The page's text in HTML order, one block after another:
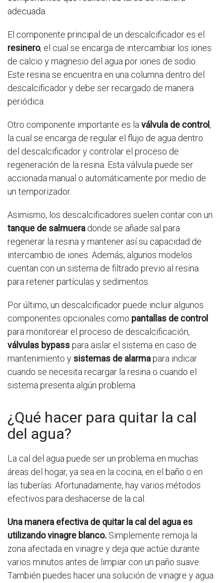
adecuada.
El componente principal de un descalcificador es el
resinero, el cual se encarga de intercambiar los iones
de calcio y magnesio del agua por iones de sodio.
Este resina se encuentra en una columna dentro del
descalcificador y debe ser recargado de manera
periódica.
Otro componente importante es la válvula de control,
la cual se encarga de regular el flujo de agua dentro
del descalcificador y controlar el proceso de
regeneración de la resina. Esta válvula puede ser
accionada manual o automáticamente por medio de
un temporizador.
Asimismo, los descalcificadores suelen contar con un
tanque de salmuera donde se añade sal para
regenerar la resina y mantener así su capacidad de
intercambio de iones. Además, algunos modelos
cuentan con un sistema de filtrado previo al resina
para retener partículas y sedimentos.
Por último, un descalcificador puede incluir algunos
componentes opcionales como pantallas de control
para monitorear el proceso de descalcificación,
válvulas bypasspara aislar el sistema en caso de
mantenimiento y sistemas de alarmapara indicar
cuando se necesita recargar la resina o cuando el
sistema presenta algún problema.
¿Qué hacer para quitar la cal
del agua?
La cal del agua puede ser un problema en muchas
áreas del hogar, ya sea en la cocina, en el baño o en
las tuberías. Afortunadamente, hay varios métodos
efectivos para deshacerse de la cal.
Una manera efectiva de quitar la cal del agua es
utilizando vinagre blanco. Simplemente remoja la
zona afectada en vinagre y deja que actúe durante
varios minutos antes de limpiar con un paño suave.
También puedes hacer una solución de vinagre y agua